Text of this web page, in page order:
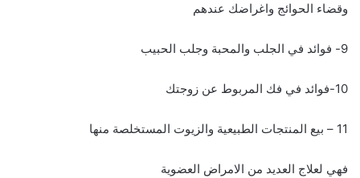
وقضاء الحوائج واغراضك عندهم
9- فوائد في الجلب والمحبة وجلب الحبيب
10-فوائد في فك المربوط عن زوجتك
11 – بيع المنتجات الطبيعية والزيوت المستخلصة منها
فهي لعلاج العديد من الامراض العضوية